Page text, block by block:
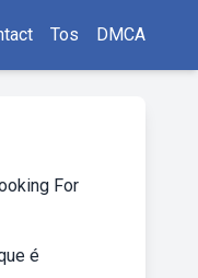
Tos DMCA
For
é